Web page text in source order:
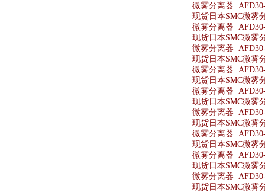
微雾分离器
现货日本SMC微雾
微雾分离器
现货日本SMC微雾
微雾分离器
现货日本SMC微雾
微雾分离器
现货日本SMC微雾
微雾分离器
现货日本SMC微雾
微雾分离器
现货日本SMC微雾
微雾分离器
现货日本SMC微雾
微雾分离器
现货日本SMC微雾
微雾分离器
现货日本SMC微雾